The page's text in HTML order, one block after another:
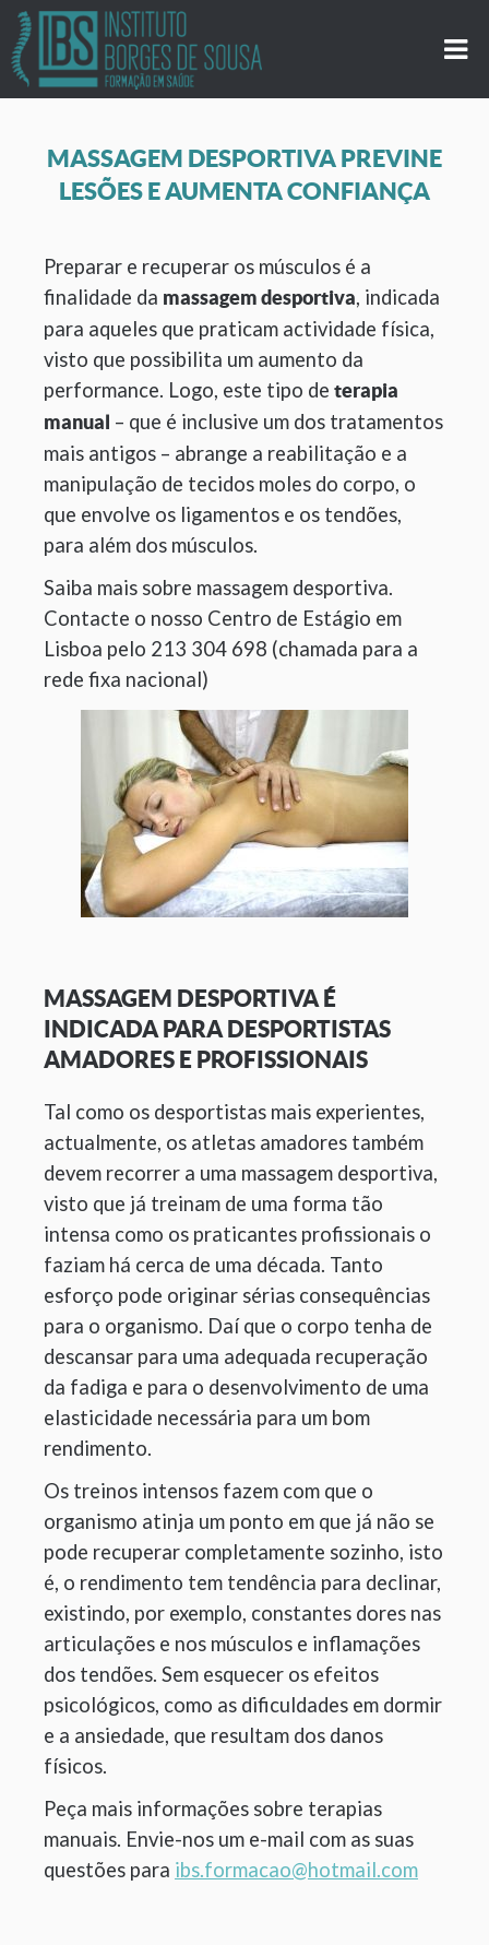
MASSAGEM DESPORTIVA PREVINE
LESÕES E AUMENTA CONFIANÇA
Preparar e recuperar os músculos é a
finalidade da massagem desportiva, indicada
para aqueles que praticam actividade física,
visto que possibilita um aumento da
performance. Logo, este tipo de terapia
manual – que é inclusive um dos tratamentos
mais antigos – abrange a reabilitação e a
manipulação de tecidos moles do corpo, o
que envolve os ligamentos e os tendões,
para além dos músculos.
Saiba mais sobre massagem desportiva.
Contacte o nosso Centro de Estágio em
Lisboa pelo 213 304 698 (chamada para a
rede fixa nacional)
MASSAGEM DESPORTIVA É
INDICADA PARA DESPORTISTAS
AMADORES E PROFISSIONAIS
Tal como os desportistas mais experientes,
actualmente, os atletas amadores também
devem recorrer a uma massagem desportiva,
visto que já treinam de uma forma tão
intensa como os praticantes profissionais o
faziam há cerca de uma década. Tanto
esforço pode originar sérias consequências
para o organismo. Daí que o corpo tenha de
descansar para uma adequada recuperação
da fadiga e para o desenvolvimento de uma
elasticidade necessária para um bom
rendimento.
Os treinos intensos fazem com que o
organismo atinja um ponto em que já não se
pode recuperar completamente sozinho, isto
é, o rendimento tem tendência para declinar,
existindo, por exemplo, constantes dores nas
articulações e nos músculos e inflamações
dos tendões. Sem esquecer os efeitos
psicológicos, como as dificuldades em dormir
e a ansiedade, que resultam dos danos
físicos.
Peça mais informações sobre terapias
manuais. Envie-nos um e-mail com as suas
questões para ibs.formacao@hotmail.com